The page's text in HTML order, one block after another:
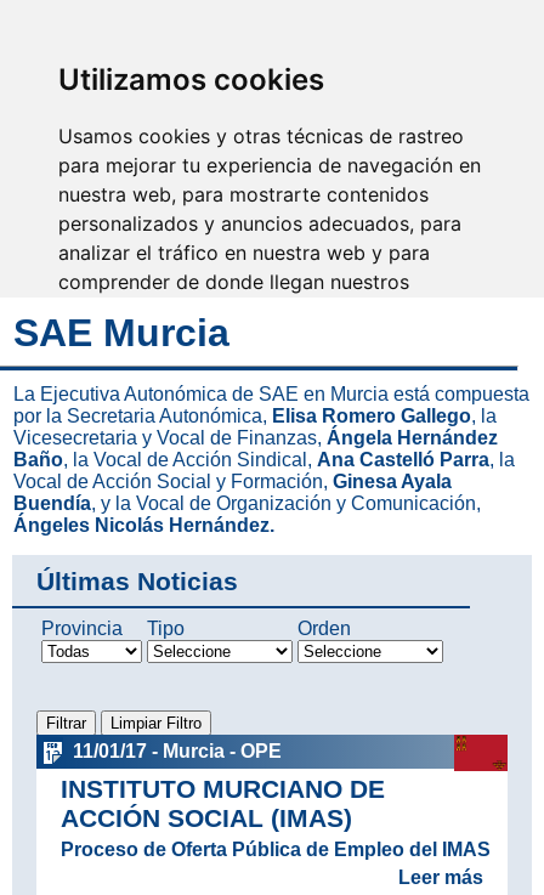
Utilizamos cookies
Usamos cookies y otras técnicas de rastreo
para mejorar tu experiencia de navegación en
nuestra web, para mostrarte contenidos
personalizados y anuncios adecuados, para
analizar el tráfico en nuestra web y para
comprender de donde llegan nuestros
Aceptar
Rechazar
Configurar
La unión de todos es la
fuerza de SAE
SAE Murcia
La Ejecutiva Autonómica de SAE en Murcia está compuesta
por la Secretaria Autonómica, Elisa Romero Gallego, la
Vicesecretaria y Vocal de Finanzas,Ángela Hernández
Baño, la Vocal de Acción Sindical,Ana Castelló Parra, la
Vocal de Acción Social y Formación,Ginesa Ayala
Buendía, y la Vocal de Organización y Comunicación,
Ángeles Nicolás Hernández.
Últimas Noticias
Provincia Tipo Orden
11/01/17 - Murcia - OPE
INSTITUTO MURCIANO DE
ACCIÓN SOCIAL (IMAS)
Proceso de Oferta Pública de Empleo del IMAS
Leer más